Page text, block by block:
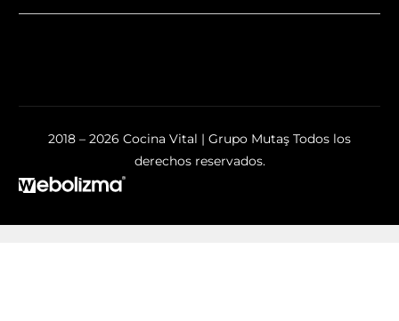
2018 – 2026 Cocina Vital | Grupo Mutaş Todos los
derechos reservados.